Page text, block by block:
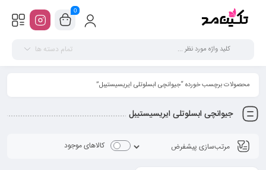
0
تمام دسته ها
محصولات برچسب خورده “جیوانچی ابسلوتلی ایریسیستیبل”
جیوانچی ابسلوتلی ایریسیستیبل
کالاهای موجود